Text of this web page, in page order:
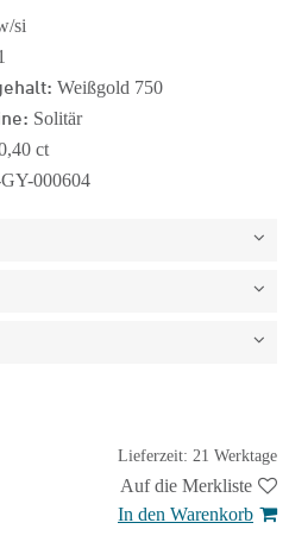
si
Weißgold 750
Solitär
ct
000604
Lieferzeit: 21 Werktage
Auf die Merkliste
In den Warenkorb